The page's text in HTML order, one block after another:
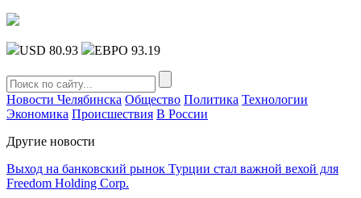
USD 80.93 ЕВРО 93.19
Новости Челябинска Общество Политика Технологии
Экономика Происшествия В России
Другие новости
Выход на банковский рынок Турции стал важной вехой для
Freedom Holding Corp.